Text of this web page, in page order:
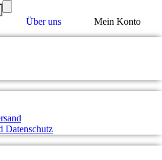
Datenschutz
Über uns Mein Konto